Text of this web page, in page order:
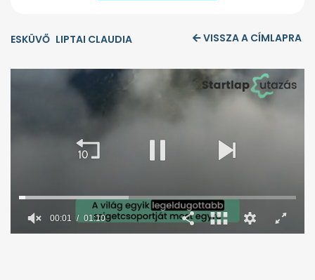
ESKÜVŐ LIPTAI CLAUDIA VISSZA A CÍMLAPRA
00:02 01:10